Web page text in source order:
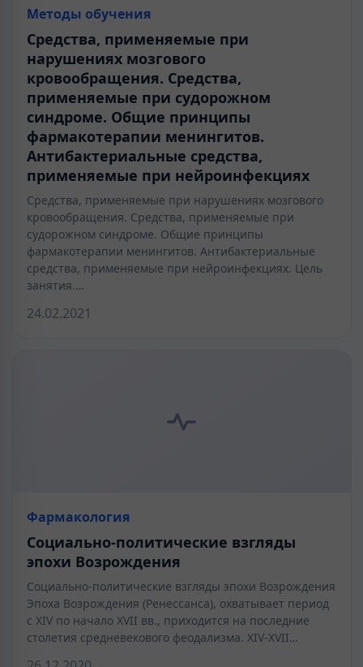
Методы обучения
Средства, применяемые при
нарушениях мозгового
кровообращения. Средства,
применяемые при судорожном
синдроме. Общие принципы
фармакотерапии менингитов.
Антибактериальные средства,
применяемые при нейроинфекциях
Средства, применяемые при нарушениях мозгового
кровообращения. Средства, применяемые при
судорожном синдроме. Общие принципы
фармакотерапии менингитов. Антибактериальные
средства, применяемые при нейроинфекциях. Цель
занятия.…
24.02.2021
Фармакология
Социально-политические взгляды
эпохи Возрождения
Социально-политические взгляды эпохи Возрождения
Эпоха Возрождения (Ренессанса), охватывает период
с XIV по начало XVII вв., приходится на последние
столетия средневекового феодализма. XIV-XVII…